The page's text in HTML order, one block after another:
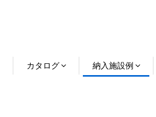
カタログ 納入施設例